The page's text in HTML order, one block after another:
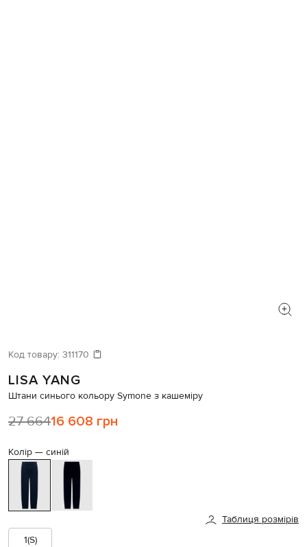
Код товару: 311170
LISA YANG
Штани синього кольору Symone з кашеміру
27 66416 608 грн
Колір — синій
Таблиця розмірів
1(S)